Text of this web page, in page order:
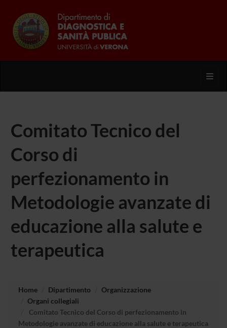
Comitato Tecnico del
Corso di
perfezionamento in
Metodologie avanzate di
educazione alla salute e
terapeutica
Home Dipartimento
Organizzazione
Organi collegiali
Comitato Tecnico del Corso di perfezionamento in
Metodologie avanzate di educazione alla salute e terapeutica